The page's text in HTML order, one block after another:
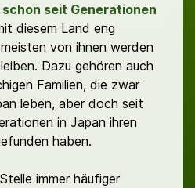
schon seit Generationen
diesem Land eng
von ihnen werden
Dazu gehören auch
Familien, die zwar
leben, aber doch seit
in Japan ihren
haben.
immer häufiger